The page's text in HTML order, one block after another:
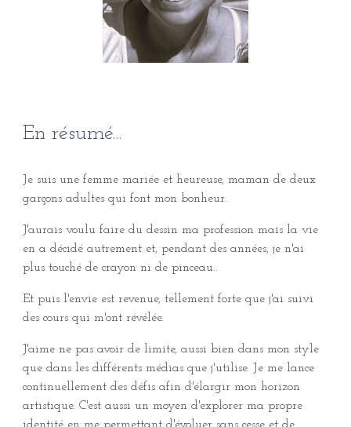
En résumé...
Je suis une femme mariée et heureuse, maman de deux
garçons adultes qui font mon bonheur.
J'aurais voulu faire du dessin ma profession mais la vie
en a décidé autrement et, pendant des années, je n'ai
plus touché de crayon ni de pinceau..
Et puis l'envie est revenue, tellement forte que j'ai suivi
des cours qui m'ont révélée.
J'aime ne pas avoir de limite, aussi bien dans mon style
que dans les différents médias que j'utilise. Je me lance
continuellement des défis afin d'élargir mon horizon
artistique. C'est aussi un moyen d'explorer ma propre